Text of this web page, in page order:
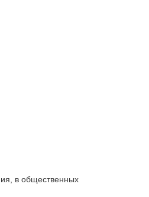
в общественных